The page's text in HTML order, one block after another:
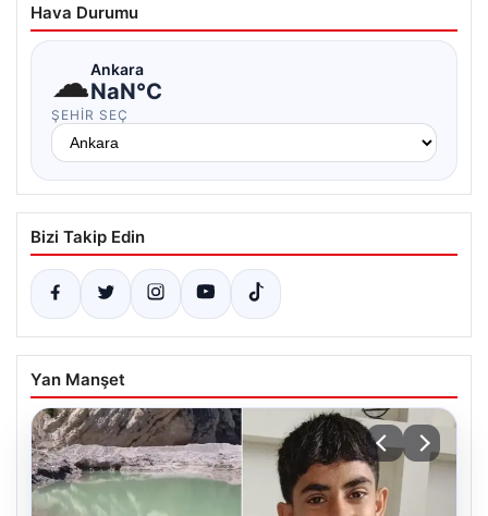
Hava Durumu
☁Ankara
NaN°C
ŞEHIR SEÇ
Bizi Takip Edin
Yan Manşet